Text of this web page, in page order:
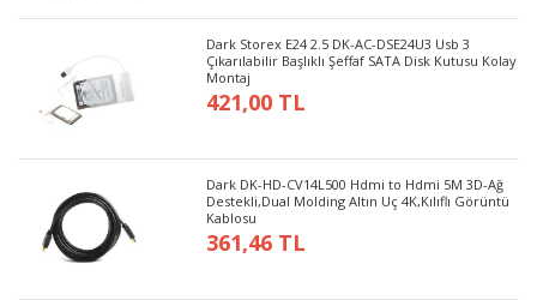
Dark Storex E24 2.5 DK-AC-DSE24U3 Usb 3
Çıkarılabilir Başlıklı Şeffaf SATA Disk Kutusu Kolay
Montaj
421,00 TL
Dark DK-HD-CV14L500 Hdmi to Hdmi 5M 3D-Ağ
Destekli,Dual Molding Altın Uç 4K,Kılıflı Görüntü
Kablosu
361,46 TL